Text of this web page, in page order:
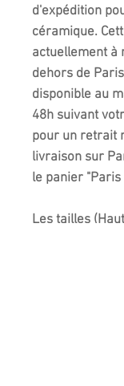
d'expédition
céramique.
actuellement à
dehors de
disponible au
48h suivant
pour un retrait
livraison sur
le panier
Les tailles